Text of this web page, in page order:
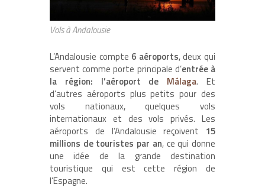
Vols à Andalousie
L’Andalousie compte 6 aéroports, deux qui
servent comme porte principale d’entrée à
la région: l’aéroport de Málaga. Et
d’autres aéroports plus petits pour des
vols nationaux, quelques vols
internationaux et des vols privés. Les
aéroports de l’Andalousie reçoivent 15
millions de touristes par an, ce qui donne
une idée de la grande destination
touristique qui est cette région de
l’Espagne.